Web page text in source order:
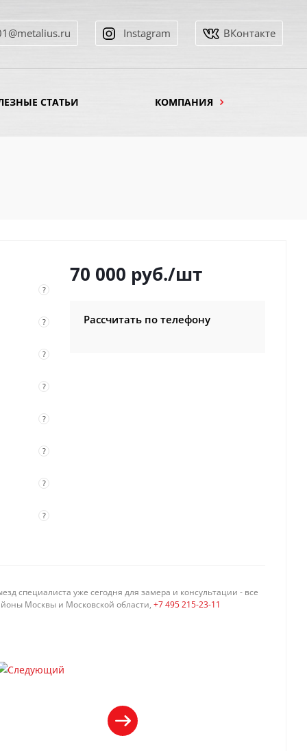
Instagram ВКонтакте
СТАТЬИ КОМПАНИЯ
?
?
?
?
?
?
?
?
70 000 руб./шт
Рассчитать по телефону
специалиста уже сегодня для замера и консультации - все
Москвы и Московской области, +7 495 215-23-11